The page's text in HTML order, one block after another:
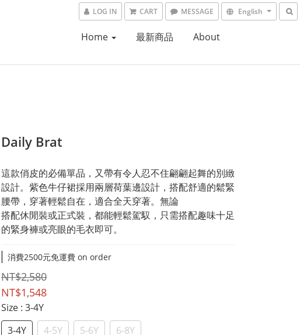
LOG IN CART MESSAGE English
Home 最新商品 About
Daily Brat
這款俏皮的必備單品，又帶有令人忍不住翩翩起舞的別緻
設計。紫色牛仔裙採用兩層荷葉邊設計，搭配舒適的鬆緊
腰帶，穿著輕鬆自在，適合全天穿著。無論
搭配休閒裝或正式裝，都能輕鬆駕馭，只需搭配趣味十足
的緊身褲或亮眼的毛衣即可。
消費2500元免運費 on order
NT$2,580
NT$1,548
Size : 3-4Y
3-4Y
4-5Y 5-6Y 6-8Y